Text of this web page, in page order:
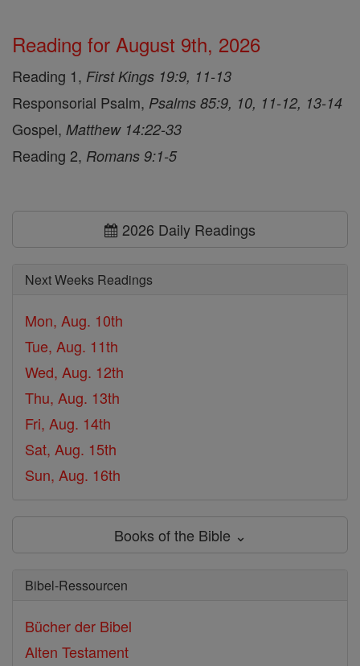
Reading for August 9th, 2026
Reading 1, First Kings 19:9, 11-13
Responsorial Psalm, Psalms 85:9, 10, 11-12, 13-14
Gospel, Matthew 14:22-33
Reading 2, Romans 9:1-5
2026 Daily Readings
Next Weeks Readings
Mon, Aug. 10th
Tue, Aug. 11th
Wed, Aug. 12th
Thu, Aug. 13th
Fri, Aug. 14th
Sat, Aug. 15th
Sun, Aug. 16th
Books of the Bible ⌄
Bibel-Ressourcen
Bücher der Bibel
Alten Testament